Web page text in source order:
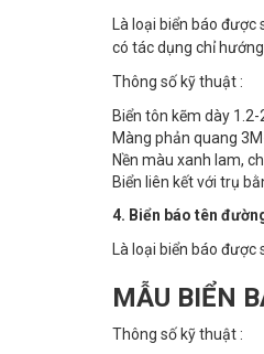
Là loại biển báo
có tác dụng chỉ hướng
Thông số kỹ thuật :
Biển tôn kẽm dày
Màng phản quang
Nền màu xanh lam,
Biển liên kết với trụ
4. Biển báo tên
Là loại biển báo
MẪU BIỂN
Thông số kỹ thuật :